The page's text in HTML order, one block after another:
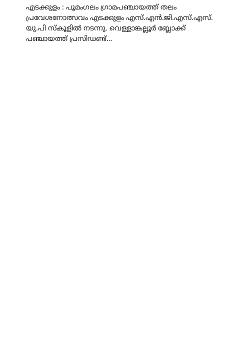
എടക്കുളം : പൂമംഗലം ഗ്രാമപഞ്ചായത്ത് തലം
പ്രവേശനോത്സവം എടക്കുളം എസ്.എൻ.ജി.എസ്.എസ്.
യു.പി സ്കൂളിൽ നടന്നു. വെള്ളാങ്കല്ലൂർ ബ്ലോക്ക്
പഞ്ചായത്ത് പ്രസിഡണ്ട്…